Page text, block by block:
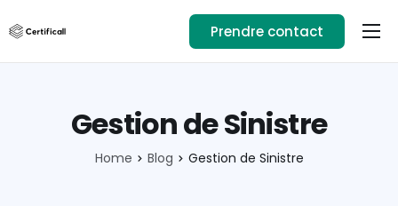
Usages
Téléchargez l’app
Prendre contact
Gestion de Sinistre
Home Blog Gestion de Sinistre